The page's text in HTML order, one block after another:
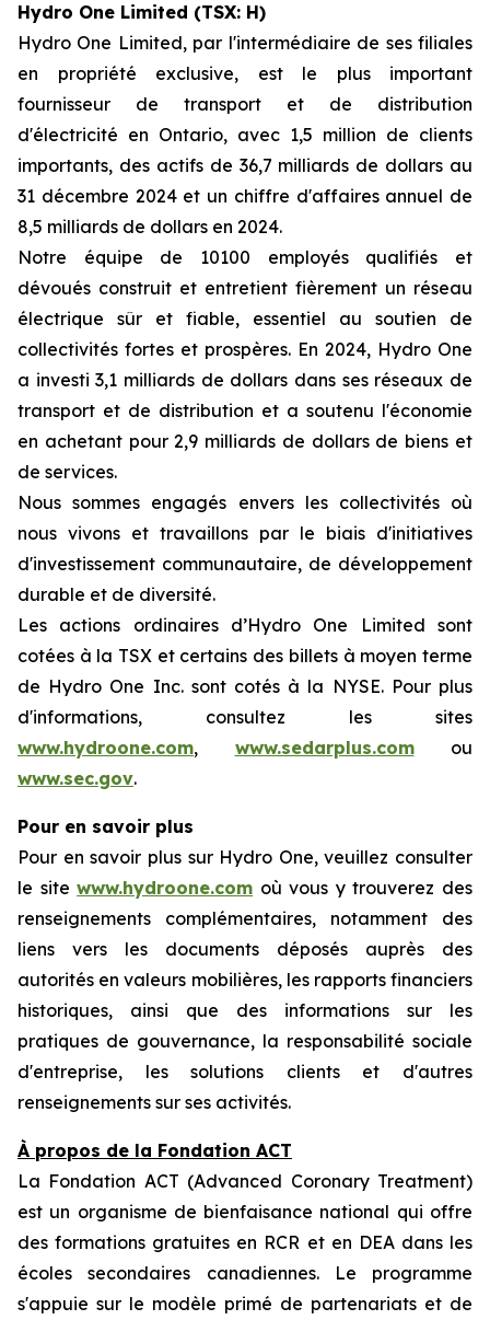
Hydro One Limited (TSX: H)
Hydro One Limited, par l'intermédiaire de ses filiales
en propriété exclusive, est le plus important
fournisseur de transport et de distribution
d'électricité en Ontario, avec 1,5 million de clients
importants, des actifs de 36,7 milliards de dollars au
31 décembre 2024 et un chiffre d'affaires annuel de
8,5 milliards de dollars en 2024.
Notre équipe de 10100 employés qualifiés et
dévoués construit et entretient fièrement un réseau
électrique sûr et fiable, essentiel au soutien de
collectivités fortes et prospères. En 2024, Hydro One
a investi 3,1 milliards de dollars dans ses réseaux de
transport et de distribution et a soutenu l'économie
en achetant pour 2,9 milliards de dollars de biens et
de services.
Nous sommes engagés envers les collectivités où
nous vivons et travaillons par le biais d'initiatives
d'investissement communautaire, de développement
durable et de diversité.
Les actions ordinaires d’Hydro One Limited sont
cotées à la TSX et certains des billets à moyen terme
de Hydro One Inc. sont cotés à la NYSE. Pour plus
d'informations, consultez les sites
www.hydroone.com, www.sedarplus.comou
www.sec.gov.
Pour en savoir plus
Pour en savoir plus sur Hydro One, veuillez consulter
le sitewww.hydroone.com où vous y trouverez des
renseignements complémentaires, notamment des
liens vers les documents déposés auprès des
autorités en valeurs mobilières, les rapports financiers
historiques, ainsi que des informations sur les
pratiques de gouvernance, la responsabilité sociale
d'entreprise, les solutions clients et d'autres
renseignements sur ses activités.
À propos de la Fondation ACT
La Fondation ACT (Advanced Coronary Treatment)
est un organisme de bienfaisance national qui offre
des formations gratuites en RCR et en DEA dans les
écoles secondaires canadiennes. Le programme
s'appuie sur le modèle primé de partenariats et de